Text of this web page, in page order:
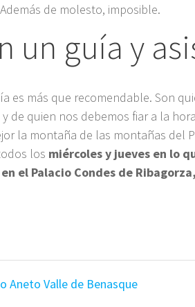
de molesto, imposible.
un guía y
es más que recomendable. Son
de quien nos debemos fiar a la
la montaña de las montañas del
los miércoles y jueves en lo
el Palacio Condes de
Aneto Valle de Benasque